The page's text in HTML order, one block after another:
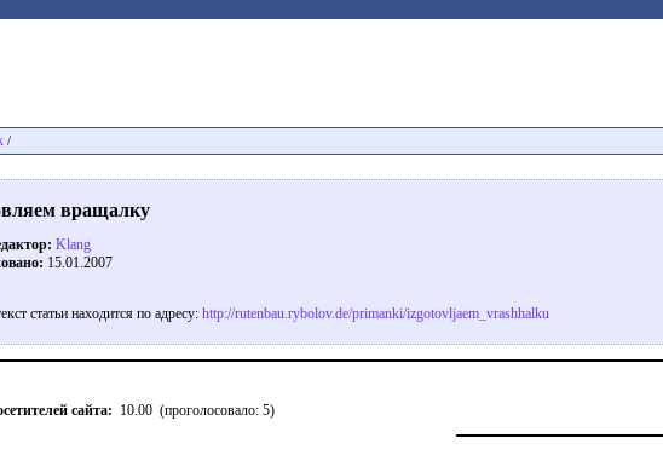
/
вращалку
Klang
15.01.2007
статьи находится по адресу: http://rutenbau.rybolov.de/primanki/izgotovljaem_vrashhalku
сайта: 10.00 (проголосовало: 5)